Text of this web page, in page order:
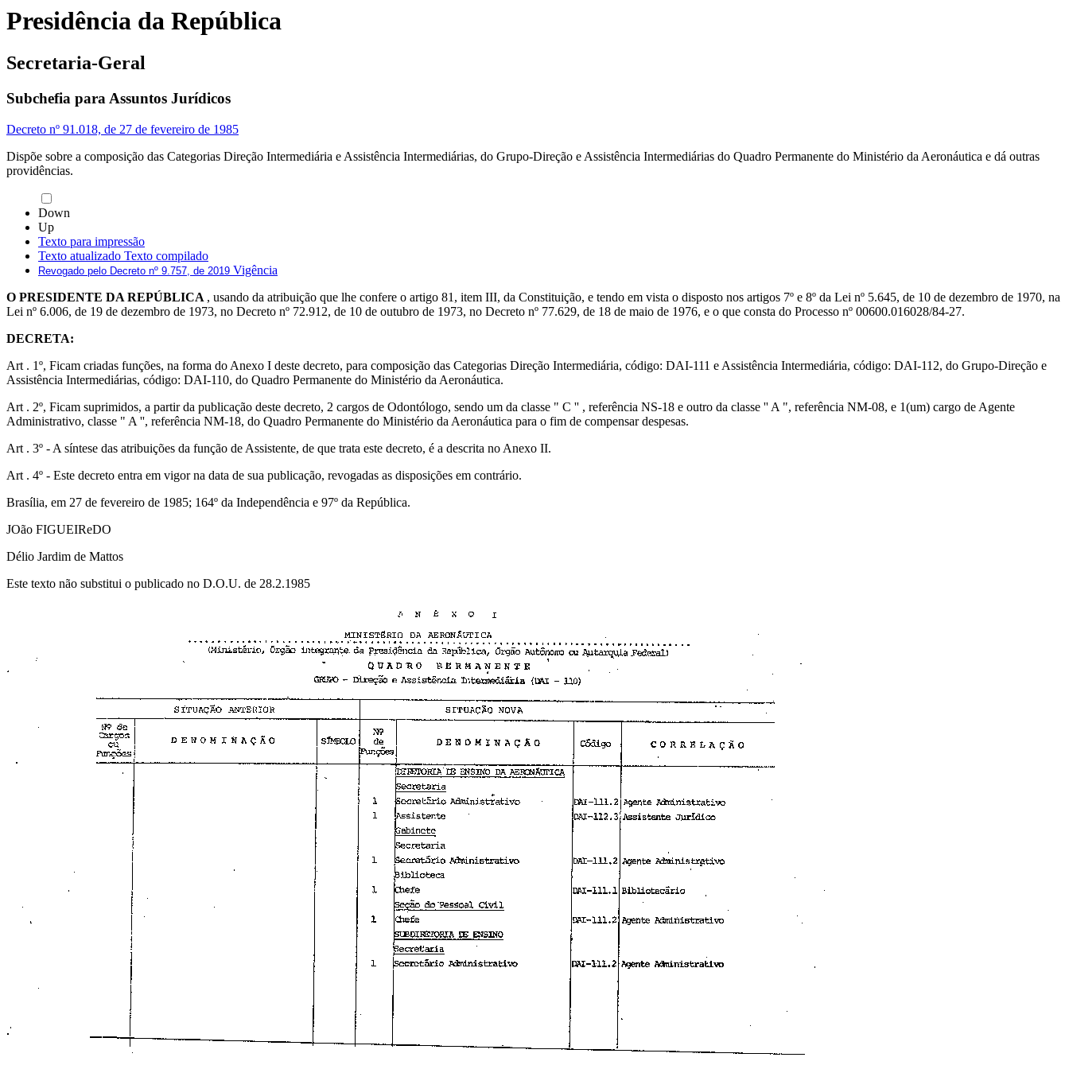
Presidência da República
Secretaria-Geral
Subchefia para Assuntos Jurídicos
Decreto nº 91.018, de 27 de fevereiro de 1985
Dispõe sobre a composição das Categorias Direção Intermediária e Assistência Intermediárias, do Grupo-Direção e Assistência Intermediárias do Quadro Permanente do Ministério da Aeronáutica e dá outras
providências.
Down
Up
Texto para impressão
Texto atualizado Texto compilado
Revogado pelo Decreto nº 9.757, de 2019 Vigência
O PRESIDENTE DA REPÚBLICA , usando da atribuição que lhe confere o artigo 81, item III, da Constituição, e tendo em vista o disposto nos artigos 7º e 8º da Lei nº 5.645, de 10 de dezembro de 1970, na
Lei nº 6.006, de 19 de dezembro de 1973, no Decreto nº 72.912, de 10 de outubro de 1973, no Decreto nº 77.629, de 18 de maio de 1976, e o que consta do Processo nº 00600.016028/84-27.
DECRETA:
Art . 1º, Ficam criadas funções, na forma do Anexo I deste decreto, para composição das Categorias Direção Intermediária, código: DAI-111 e Assistência Intermediária, código: DAI-112, do Grupo-Direção e
Assistência Intermediárias, código: DAI-110, do Quadro Permanente do Ministério da Aeronáutica.
Art . 2º, Ficam suprimidos, a partir da publicação deste decreto, 2 cargos de Odontólogo, sendo um da classe " C '' , referência NS-18 e outro da classe '' A ", referência NM-08, e 1(um) cargo de Agente
Administrativo, classe " A '', referência NM-18, do Quadro Permanente do Ministério da Aeronáutica para o fim de compensar despesas.
Art . 3º - A síntese das atribuições da função de Assistente, de que trata este decreto, é a descrita no Anexo II.
Art . 4º - Este decreto entra em vigor na data de sua publicação, revogadas as disposições em contrário.
Brasília, em 27 de fevereiro de 1985; 164º da Independência e 97º da República.
JOão FIGUEIReDO
Délio Jardim de Mattos
Este texto não substitui o publicado no D.O.U. de 28.2.1985